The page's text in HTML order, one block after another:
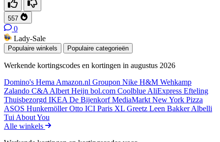
557
0
Lady-Sale
Populaire winkels Populaire categorieën
Werkende kortingscodes en kortingen in augustus 2026
Domino's Hema Amazon.nl Groupon Nike H&M Wehkamp
Zalando C&A Albert Heijn bol.com Coolblue AliExpress Efteling
Thuisbezorgd IKEA De BijenkorfMediaMarkt New York Pizza
ASOS HunkemöllerOtto ICI Paris XL Greetz Leen BakkerAlbelli
Tui About You
Alle winkels